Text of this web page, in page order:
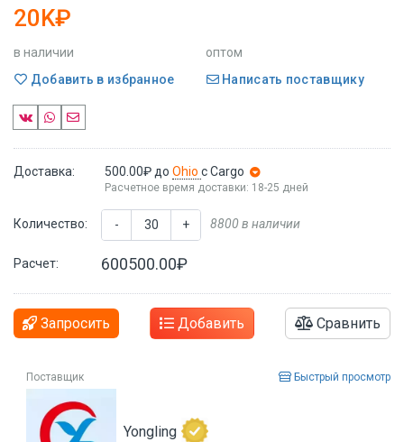
20K₽
в наличии
оптом
Добавить в избранное
Написать поставщику
Доставка: 500.00₽ до Ohio с Cargo
Расчетное время доставки: 18-25 дней
Количество: - + 8800 в наличии
Расчет: 600500.00₽
Запросить Добавить Сравнить
Поставщик Быстрый просмотр
Yongling